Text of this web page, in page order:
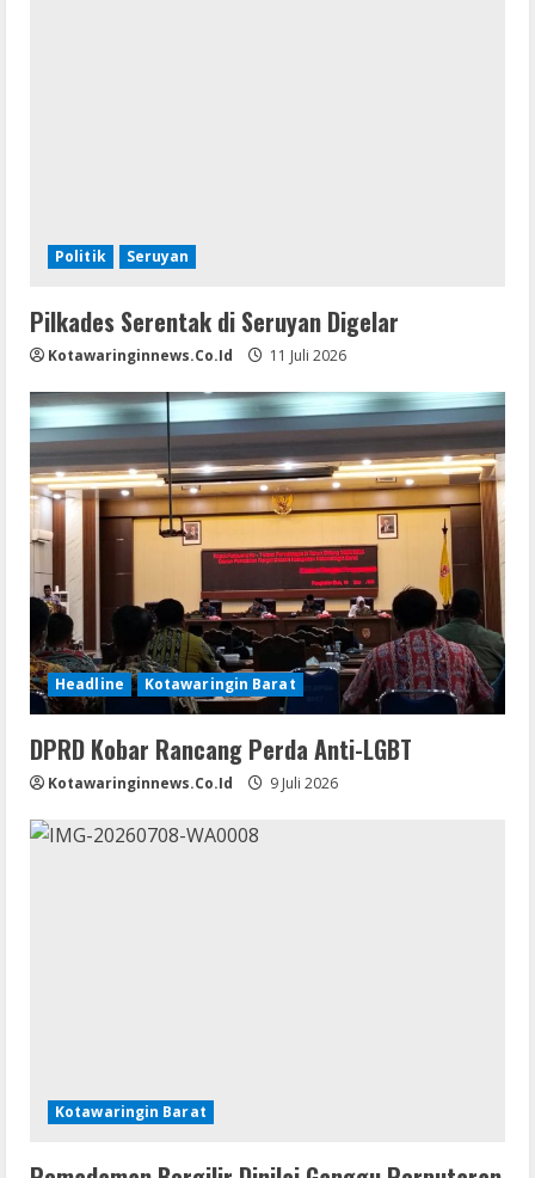
Politik Seruyan
Pilkades Serentak di Seruyan Digelar
Kotawaringinnews.co.id 11 Juli 2026
Headline Kotawaringin Barat
DPRD Kobar Rancang Perda Anti-LGBT
Kotawaringinnews.co.id 9 Juli 2026
Kotawaringin Barat